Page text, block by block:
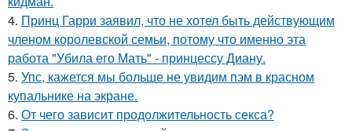
4. Принц Гарри заявил, что не хотел быть действующим
членом королевской семьи, потому что именно эта
работа "Убила его Мать" - принцессу Диану.
5. Упс, кажется мы больше не увидим пэм в красном
купальнике на экране.
6. От чего зависит продолжительность секса?